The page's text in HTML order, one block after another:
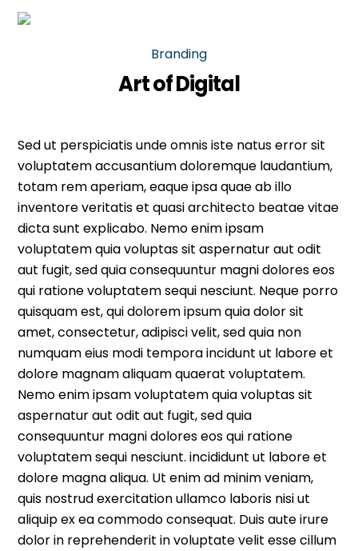
Skip
Branding
Art of Digital
Sed ut perspiciatis unde omnis iste natus error sit
voluptatem accusantium doloremque laudantium,
totam rem aperiam, eaque ipsa quae ab illo
inventore veritatis et quasi architecto beatae vitae
dicta sunt explicabo. Nemo enim ipsam
voluptatem quia voluptas sit aspernatur aut odit
aut fugit, sed quia consequuntur magni dolores eos
qui ratione voluptatem sequi nesciunt. Neque porro
quisquam est, qui dolorem ipsum quia dolor sit
amet, consectetur, adipisci velit, sed quia non
numquam eius modi tempora incidunt ut labore et
dolore magnam aliquam quaerat voluptatem.
Nemo enim ipsam voluptatem quia voluptas sit
aspernatur aut odit aut fugit, sed quia
consequuntur magni dolores eos qui ratione
voluptatem sequi nesciunt. incididunt ut labore et
dolore magna aliqua. Ut enim ad minim veniam,
quis nostrud exercitation ullamco laboris nisi ut
aliquip ex ea commodo consequat. Duis aute irure
dolor in reprehenderit in voluptate velit esse cillum